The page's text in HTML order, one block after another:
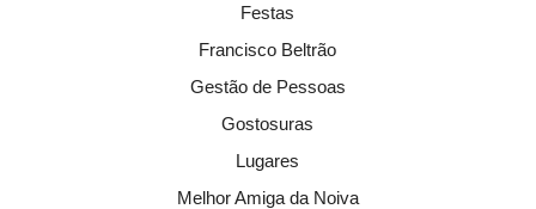
Festas
Francisco Beltrão
Gestão de Pessoas
Gostosuras
Lugares
Melhor Amiga da Noiva